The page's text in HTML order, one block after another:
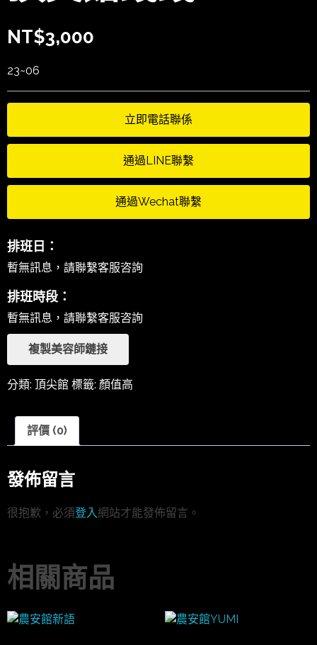
NT$3,000
23~06
立即電話聯係
通過LINE聯繫
通過Wechat聯繫
排班日：
暫無訊息，請聯繫客服咨詢
排班時段：
暫無訊息，請聯繫客服咨詢
複製美容師鏈接
分類: 頂尖館 標籤: 顏值高
評價 (0)
發佈留言
很抱歉，必須登入網站才能發佈留言。
相關商品